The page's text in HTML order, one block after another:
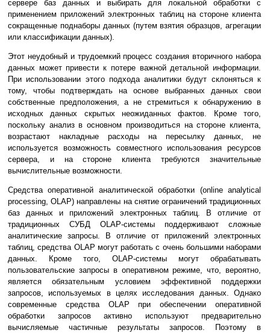
сервере баз данных и выбирать для локальной обработки с
применением приложений электронных таблиц на стороне клиента
сокращенные поднаборы данных (путем взятия образцов, агрегации
или классификации данных).
Этот неудобный и трудоемкий процесс создания вторичного набора
данных может привести к потере важной детальной информации.
При использовании этого подхода аналитики будут склоняться к
тому, чтобы подтверждать на основе выбранных данных свои
собственные предположения, а не стремиться к обнаружению в
исходных данных скрытых неожиданных фактов. Кроме того,
поскольку анализ в основном производиться на стороне клиента,
возрастают накладные расходы на пересылку данных, не
используется возможность совместного использования ресурсов
сервера, и на стороне клиента требуются значительные
вычислительные возможности.
Средства оперативной аналитической обработки (online analytical
processing, OLAP) направлены на снятие ограничений традиционных
баз данных и приложений электронных таблиц. В отличие от
традиционных СУБД OLAP-системы поддерживают сложные
аналитические запросы. В отличие от приложений электронных
таблиц, средства OLAP могут работать с очень большими наборами
данных. Кроме того, OLAP-системы могут обрабатывать
пользовательские запросы в оперативном режиме, что, вероятно,
является обязательным условием эффективной поддержки
запросов, используемых в целях исследования данных. Однако
современные средства OLAP при обеспечении оперативной
обработки запросов активно используют предварительно
вычисляемые частичные результаты запросов. Поэтому в